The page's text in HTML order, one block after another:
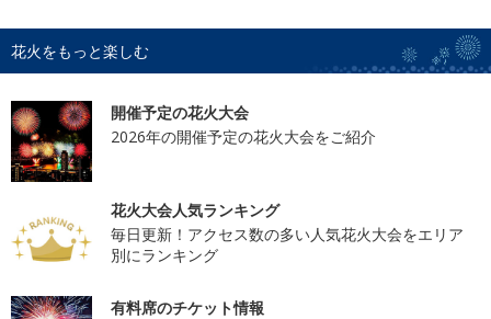
花火をもっと楽しむ
開催予定の花火大会
2026年の開催予定の花火大会をご紹介
花火大会人気ランキング
毎日更新！アクセス数の多い人気花火大会をエリア
別にランキング
有料席のチケット情報